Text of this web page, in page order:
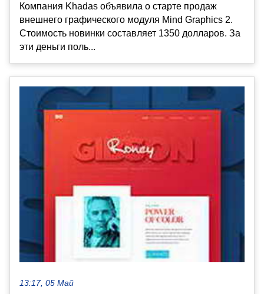
Компания Khadas объявила о старте продаж
внешнего графического модуля Mind Graphics 2.
Стоимость новинки составляет 1350 долларов. За
эти деньги поль...
13:17, 05 Май